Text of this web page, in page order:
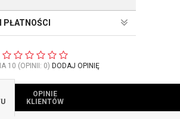
PŁATNOŚCI
10 (OPINII: 0) DODAJ OPINIĘ
OPINIE
KLIENTÓW